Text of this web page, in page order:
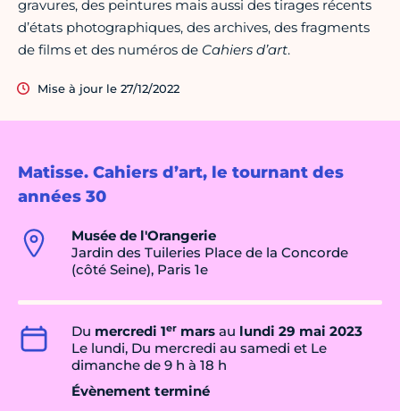
Matisse. Cahiers d’art, le tournant des
années 30
Musée de l'Orangerie
Jardin des Tuileries Place de la Concorde
(côté Seine), Paris 1e
Du mercredi 1er mars au lundi 29 mai 2023
Le lundi, Du mercredi au samedi et Le
dimanche de 9 h à 18 h
Évènement terminé
gravures, des peintures mais aussi des tirages récents
d’états photographiques, des archives, des fragments
de films et des numéros de Cahiers d’art.
Mise à jour le 27/12/2022